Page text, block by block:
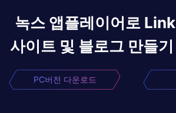
녹스 앱플레이어로
사이트 및 블로그 만들기
PC버전 다운로드